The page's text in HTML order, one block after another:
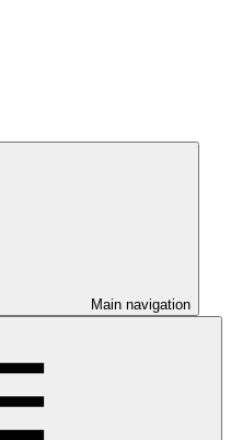
Main navigation